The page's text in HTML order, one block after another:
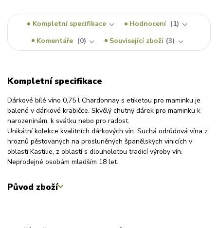
Kompletní specifikace Hodnocení
1
Komentáře
0 Související zboží 3
Kompletní specifikace
Dárkové bílé víno 0,75 l Chardonnay s etiketou pro maminku je
balené v dárkové krabičce. Skvělý chutný dárek pro maminku k
narozeninám, k svátku nebo pro radost.
Unikátní kolekce kvalitních dárkových vín. Suchá odrůdová vína z
hroznů pěstovaných na prosluněných španělských vinicích v
oblasti Kastilie, z oblastí s dlouholetou tradicí výroby vín.
Neprodejné osobám mladším 18 let.
Původ zboží